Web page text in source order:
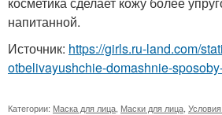
напитанной.
Источник: https://girls.ru-land.com/
otbelivayushchie-domashnie-
Категории: Маска для лица Маски для лица